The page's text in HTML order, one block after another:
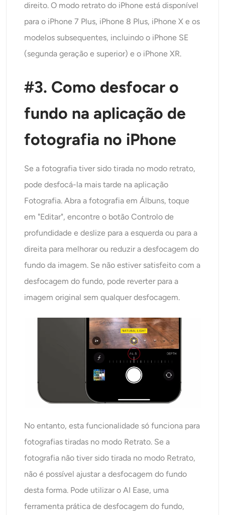
direito. O modo retrato do iPhone está disponível
para o iPhone 7 Plus, iPhone 8 Plus, iPhone X e os
modelos subsequentes, incluindo o iPhone SE
(segunda geração e superior) e o iPhone XR.
#3. Como desfocar o
fundo na aplicação de
fotografia no iPhone
Se a fotografia tiver sido tirada no modo retrato,
pode desfocá-la mais tarde na aplicação
Fotografia. Abra a fotografia em Álbuns, toque
em "Editar", encontre o botão Controlo de
profundidade e deslize para a esquerda ou para a
direita para melhorar ou reduzir a desfocagem do
fundo da imagem. Se não estiver satisfeito com a
desfocagem do fundo, pode reverter para a
imagem original sem qualquer desfocagem.
No entanto, esta funcionalidade só funciona para
fotografias tiradas no modo Retrato. Se a
fotografia não tiver sido tirada no modo Retrato,
não é possível ajustar a desfocagem do fundo
desta forma. Pode utilizar o AI Ease, uma
ferramenta prática de desfocagem do fundo,